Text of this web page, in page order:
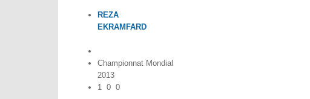
REZA
EKRAMFARD
Championnat Mondial
2013
1 0 0